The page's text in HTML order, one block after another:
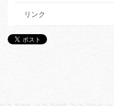
リンク